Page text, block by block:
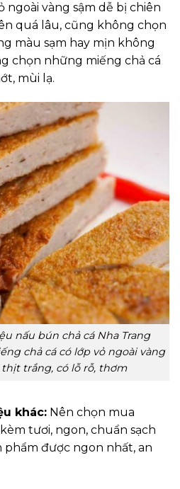
ngoài vàng sậm dễ bị chiên
quá lâu, cũng không chọn
màu sạm hay mịn không
chọn những miếng chả cá
mùi lạ.
nấu bún chả cá Nha Trang
chả cá có lớp vỏ ngoài vàng
trắng, có lỗ rỗ, thơm
khác: Nên chọn mua
tươi, ngon, chuẩn sạch
được ngon nhất, an